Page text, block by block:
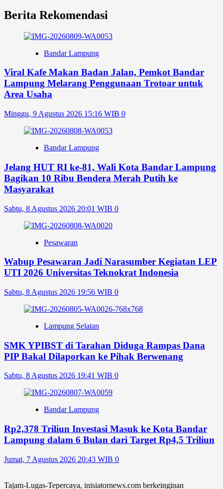
Berita Rekomendasi
Bandar Lampung
Viral Kafe Makan Badan Jalan, Pemkot Bandar
Lampung Melarang Penggunaan Trotoar untuk
Area Usaha
Minggu, 9 Agustus 2026 15:16 WIB 0
Bandar Lampung
Jelang HUT RI ke-81, Wali Kota Bandar Lampung
Bagikan 10 Ribu Bendera Merah Putih ke
Masyarakat
Sabtu, 8 Agustus 2026 20:01 WIB 0
Pesawaran
Wabup Pesawaran Jadi Narasumber Kegiatan LEP
UTI 2026 Universitas Teknokrat Indonesia
Sabtu, 8 Agustus 2026 19:56 WIB 0
Lampung Selatan
SMK YPIBST di Tarahan Diduga Rampas Dana
PIP Bakal Dilaporkan ke Pihak Berwenang
Sabtu, 8 Agustus 2026 19:41 WIB 0
Bandar Lampung
Rp2,378 Triliun Investasi Masuk ke Kota Bandar
Lampung dalam 6 Bulan dari Target Rp4,5 Triliun
Jumat, 7 Agustus 2026 20:43 WIB 0
Tajam-Lugas-Tepercaya, inisiatornews.com berkeinginan